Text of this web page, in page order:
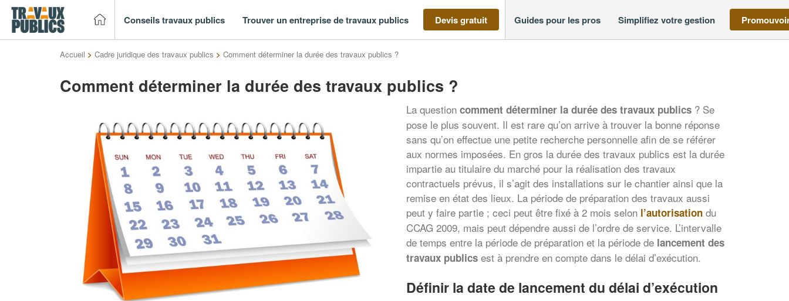
Conseils travaux publics Trouver un entreprise de travaux publics Devis gratuit Guides pour les pros Simplifiez votre gestion
Accueil > Cadre juridique des travaux publics > Comment déterminer la durée des travaux publics ?
Comment déterminer la durée des travaux publics ?
La question comment déterminer la durée des travaux publics ? Se
pose le plus souvent. Il est rare qu’on arrive à trouver la bonne réponse
sans qu’on effectue une petite recherche personnelle afin de se référer
aux normes imposées. En gros la durée des travaux publics est la durée
impartie au titulaire du marché pour la réalisation des travaux
contractuels prévus, il s’agit des installations sur le chantier ainsi que la
remise en état des lieux. La période de préparation des travaux aussi
peut y faire partie ; ceci peut être fixé à 2 mois selon l’autorisation du
CCAG 2009, mais peut dépendre aussi de l’ordre de service. L’intervalle
de temps entre la période de préparation et la période de lancement des
travaux publics est à prendre en compte dans le délai d’exécution.
Définir la date de lancement du délai d’exécution